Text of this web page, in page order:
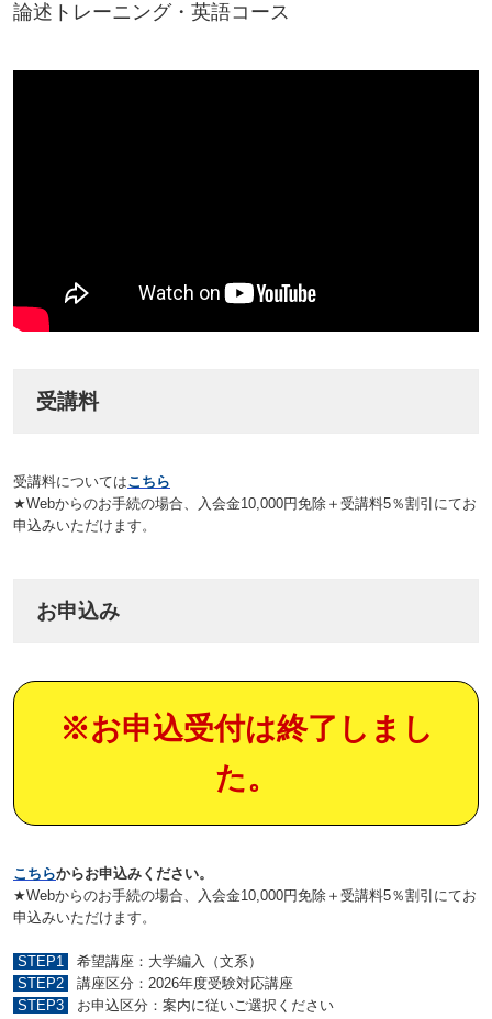
論述トレーニング・英語コース
受講料
受講料についてはこちら
★Webからのお手続の場合、入会金10,000円免除＋受講料5％割引にてお
申込みいただけます。
お申込み
※お申込受付は終了しまし
た。
こちらからお申込みください。
★Webからのお手続の場合、入会金10,000円免除＋受講料5％割引にてお
申込みいただけます。
STEP1
希望講座：大学編入（文系）
STEP2
講座区分：2026年度受験対応講座
STEP3
お申込区分：案内に従いご選択ください